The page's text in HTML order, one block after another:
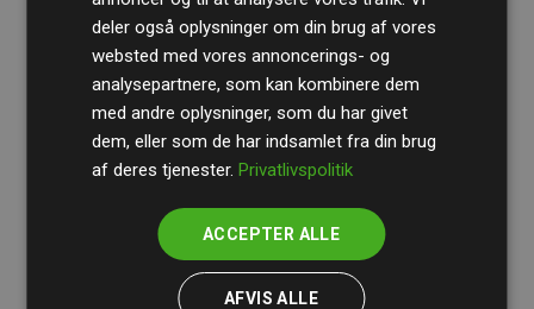
RevisionshusetBDOgennemgår løbende vores
beregninger og metode for at sikre gennemsigtighed
og pålidelighed.
Deres revision dokumenterer, at vores investeringer i
medlemmernes websites estimerede CO₂-
deler også oplysninger om din brug af vores
websted med vores annoncerings- og
analysepartnere, som kan kombinere dem
med andre oplysninger, som du har givet
dem, eller som de har indsamlet fra din brug
af deres tjenester.Privatlivspolitik
ACCEPTER ALLE
AFVIS ALLE